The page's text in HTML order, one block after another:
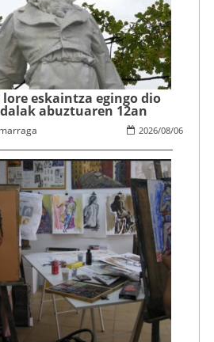
eskaintza egingo dio
abuztuaren 12an
2026/08/06